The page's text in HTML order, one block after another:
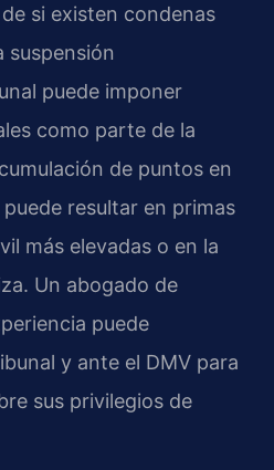
si existen condenas
suspensión
puede imponer
como parte de la
de puntos en
resultar en primas
más elevadas o en la
Un abogado de
puede
y ante el DMV para
sus privilegios de